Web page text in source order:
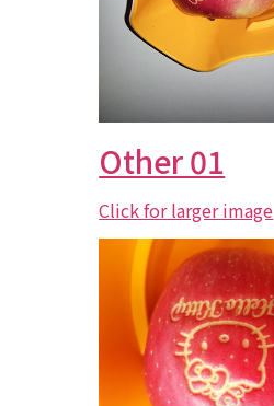
Other 01
Click for larger image